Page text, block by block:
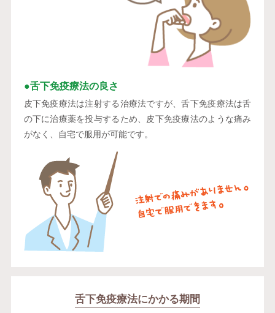
●舌下免疫療法の良さ
皮下免疫療法は注射する治療法ですが、舌下免疫療法は舌
の下に治療薬を投与するため、皮下免疫療法のような痛み
がなく、自宅で服用が可能です。
舌下免疫療法にかかる期間